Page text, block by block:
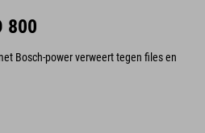
800
Bosch-power verweert tegen files en